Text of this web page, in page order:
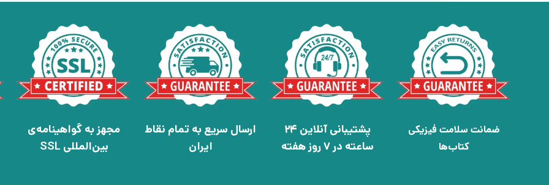
ضمانت سلامت فیزیکی
کتاب‌ها
پشتیبانی آنلاین 24
ساعته در 7 روز هفته
ارسال سریع به تمام نقاط
ایران
مجهز به گواهینامه‌ی
بین‌المللی SSL